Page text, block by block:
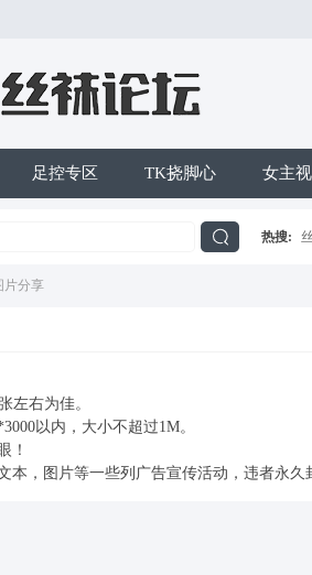
足控专区 TK挠脚心 女主
热搜:
片分享
左右为佳。
以内，大小不超过1M。
！
本，图片等一些列广告宣传活动，违者永久